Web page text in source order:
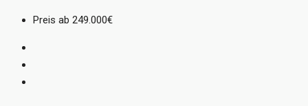
Preis ab 249.000€